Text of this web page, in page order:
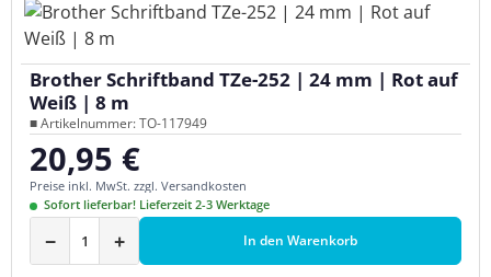
Brother Schriftband TZe-252 | 24 mm | Rot auf
Weiß | 8 m
■ Artikelnummer: TO-117949
Regulärer Preis:
20,95 €
Preise inkl. MwSt. zzgl. Versandkosten
Sofort lieferbar! Lieferzeit 2-3 Werktage
− + In den Warenkorb